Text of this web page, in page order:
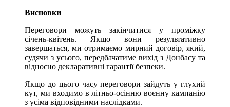
Висновки
Переговори можуть закінчитися у проміжку
січень-квітень. Якщо вони результативно
завершаться, ми отримаємо мирний договір, який,
судячи з усього, передбачатиме вихід з Донбасу та
відносно декларативні гарантії безпеки.
Якщо до цього часу переговори зайдуть у глухий
кут, ми входимо в літньо-осінню воєнну кампанію
з усіма відповідними наслідками.